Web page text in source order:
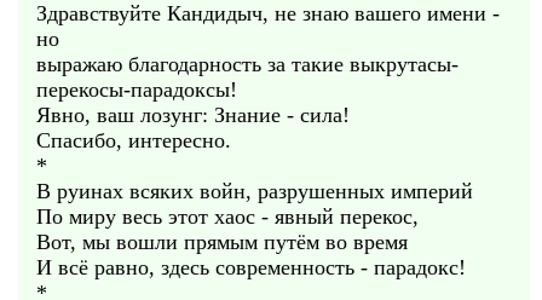
Здравствуйте Кандидыч, не знаю вашего имени -
но
выражаю благодарность за такие выкрутасы-
перекосы-парадоксы!
Явно, ваш лозунг: Знание - сила!
Спасибо, интересно.
*
В руинах всяких войн, разрушенных империй
По миру весь этот хаос - явный перекос,
Вот, мы вошли прямым путём во время
И всё равно, здесь современность - парадокс!
*